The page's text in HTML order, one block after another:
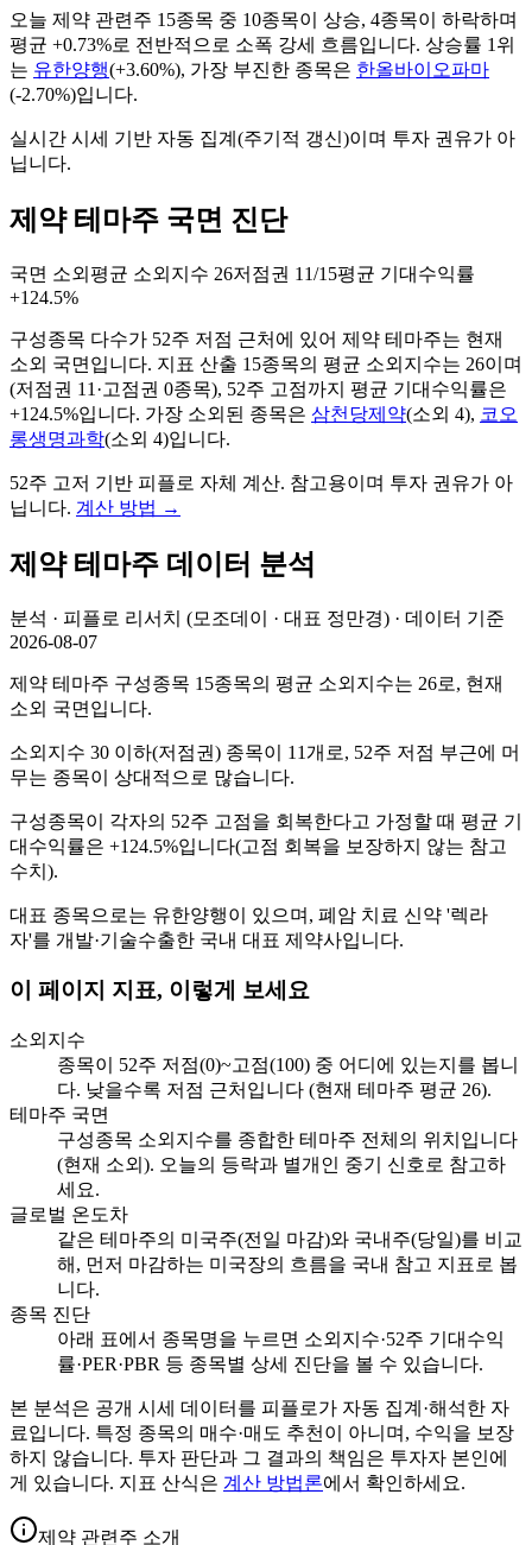
오늘 제약 관련주 15종목 중 10종목이 상승, 4종목이 하락하며
평균 +0.73%로 전반적으로 소폭 강세 흐름입니다. 상승률 1위
는 유한양행(+3.60%), 가장 부진한 종목은 한올바이오파마
(-2.70%)입니다.
실시간 시세 기반 자동 집계(주기적 갱신)이며 투자 권유가 아
닙니다.
제약 테마주 국면 진단
국면 소외 평균 소외지수 26저점권 11/15평균 기대수익률
+124.5%
구성종목 다수가 52주 저점 근처에 있어 제약 테마주는 현재
소외 국면입니다. 지표 산출 15종목의 평균 소외지수는 26이며
(저점권 11 ·고점권 0종목), 52주 고점까지 평균 기대수익률은
+124.5%입니다. 가장 소외된 종목은 삼천당제약(소외 4), 코오
롱생명과학(소외 4)입니다.
52주 고저 기반 피플로 자체 계산. 참고용이며 투자 권유가 아
닙니다. 계산 방법 →
제약테마주 데이터 분석
분석 · 피플로 리서치 (모조데이 · 대표 정만경) · 데이터 기준
2026-08-07
제약 테마주 구성종목 15종목의 평균 소외지수는 26로, 현재
소외 국면입니다.
소외지수 30 이하(저점권) 종목이 11개로, 52주 저점 부근에 머
무는 종목이 상대적으로 많습니다.
구성종목이 각자의 52주 고점을 회복한다고 가정할 때 평균 기
대수익률은 +124.5%입니다(고점 회복을 보장하지 않는 참고
수치).
대표 종목으로는 유한양행이 있으며, 폐암 치료 신약 '렉라
자'를 개발·기술수출한 국내 대표 제약사입니다.
이 페이지 지표, 이렇게 보세요
소외지수
종목이 52주 저점(0)~고점(100) 중 어디에 있는지를 봅니
다. 낮을수록 저점 근처입니다 (현재 테마주 평균 26).
테마주 국면
구성종목 소외지수를 종합한 테마주 전체의 위치입니다
(현재 소외). 오늘의 등락과 별개인 중기 신호로 참고하
세요.
글로벌 온도차
같은 테마주의 미국주(전일 마감)와 국내주(당일)를 비교
해, 먼저 마감하는 미국장의 흐름을 국내 참고 지표로 봅
니다.
종목 진단
아래 표에서 종목명을 누르면 소외지수·52주 기대수익
률·PER·PBR 등 종목별 상세 진단을 볼 수 있습니다.
본 분석은 공개 시세 데이터를 피플로가 자동 집계·해석한 자
료입니다. 특정 종목의 매수·매도 추천이 아니며, 수익을 보장
하지 않습니다. 투자 판단과 그 결과의 책임은 투자자 본인에
게 있습니다. 지표 산식은 계산 방법론에서 확인하세요.
제약 관련주 소개